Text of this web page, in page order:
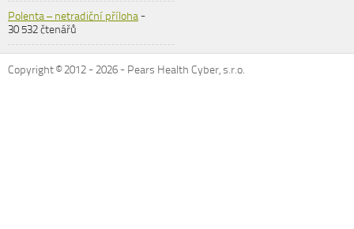
Polenta – netradiční příloha-
30 532 čtenářů
Copyright © 2012 -2026 - Pears Health Cyber, s.r.o.